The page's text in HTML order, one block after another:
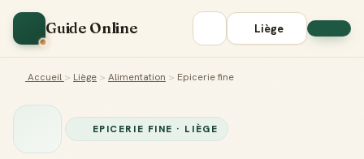
Guide Online Liège
Accueil > Liège > Alimentation > Epicerie fine
EPICERIE FINE · LIÈGE